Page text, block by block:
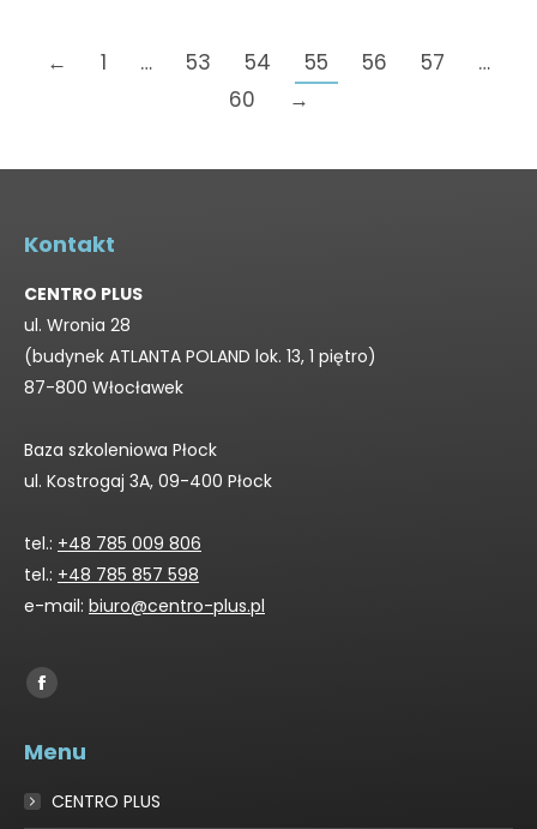
← 1 … 53 54 55 56 57
…
60
→
Kontakt
CENTRO PLUS
ul. Wronia 28
(budynek ATLANTA POLAND lok. 13, 1 piętro)
87-800 Włocławek
Baza szkoleniowa Płock
ul. Kostrogaj 3A, 09-400 Płock
tel.: +48 785 009 806
tel.: +48 785 857 598
e-mail: biuro@centro-plus.pl
Find us on:
Facebook
opens
in
Menu
CENTRO PLUS